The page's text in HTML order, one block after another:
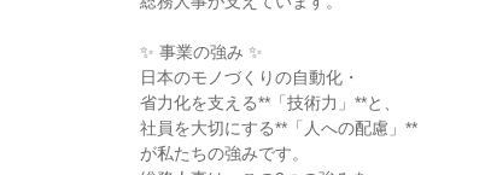
✨ 事業の強み ✨
日本のモノづくりの自動化・
省力化を支える**「技術力」**と、
社員を大切にする**「人への配慮」**
が私たちの強みです。